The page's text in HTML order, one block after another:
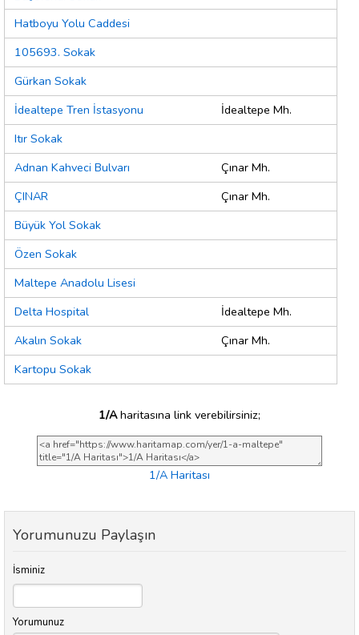
Hatboyu Yolu Caddesi
105693. Sokak
Gürkan Sokak
İdealtepe Tren İstasyonu
İdealtepe Mh.
Itır Sokak
Adnan Kahveci Bulvarı
Çınar Mh.
ÇINAR
Çınar Mh.
Büyük Yol Sokak
Özen Sokak
Maltepe Anadolu Lisesi
Delta Hospital
İdealtepe Mh.
Akalın Sokak
Çınar Mh.
Kartopu Sokak
1/Aharitasına link verebilirsiniz;
1/A Haritası
Yorumunuzu Paylaşın
İsminiz
Yorumunuz